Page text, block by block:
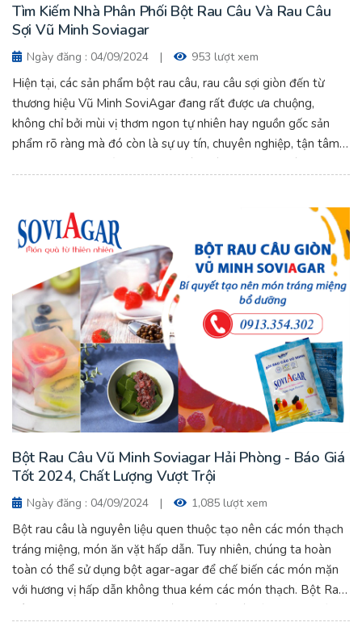
Tìm Kiếm Nhà Phân Phối Bột Rau Câu Và Rau Câu
Sợi Vũ Minh Soviagar
Ngày đăng : 04/09/2024 | 953 lượt xem
Hiện tại, các sản phẩm bột rau câu, rau câu sợi giòn đến từ
thương hiệu Vũ Minh SoviAgar đang rất được ưa chuộng,
không chỉ bởi mùi vị thơm ngon tự nhiên hay nguồn gốc sản
phẩm rõ ràng mà đó còn là sự uy tín, chuyên nghiệp, tận tâm
Bột Rau Câu Vũ Minh Soviagar Hải Phòng - Báo Giá
Tốt 2024, Chất Lượng Vượt Trội
Ngày đăng : 04/09/2024 | 1,085 lượt xem
Bột rau câu là nguyên liệu quen thuộc tạo nên các món thạch
tráng miệng, món ăn vặt hấp dẫn. Tuy nhiên, chúng ta hoàn
toàn có thể sử dụng bột agar-agar để chế biến các món mặn
với hương vị hấp dẫn không thua kém các món thạch. Bột Rau
Câu Vũ Minh Soviagar Hải Phòng - Báo Giá Tốt 2024, Chất